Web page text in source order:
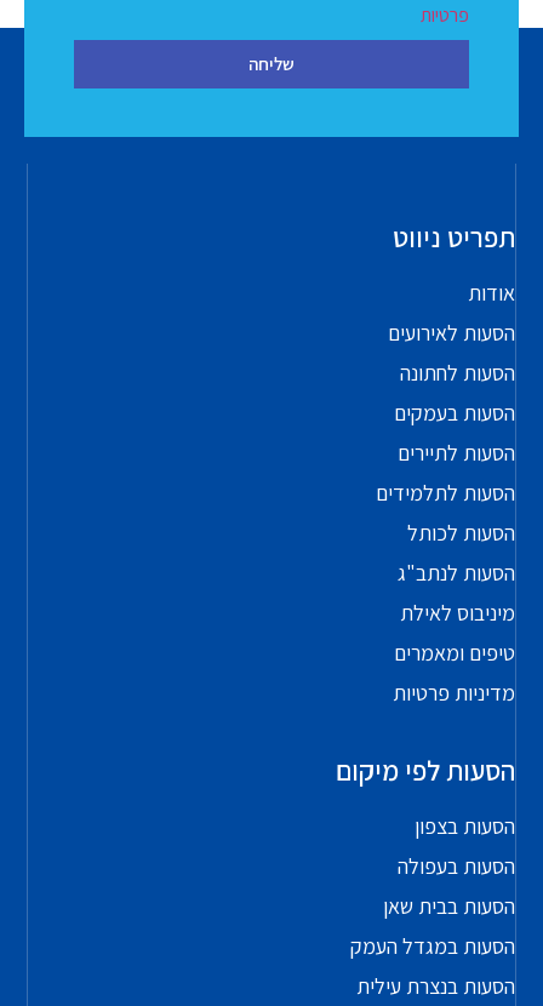
פרטיות
שליחה
תפריט ניווט
אודות
הסעות לאירועים
הסעות לחתונה
הסעות בעמקים
הסעות לתיירים
הסעות לתלמידים
הסעות לכותל
הסעות לנתב"ג
מיניבוס לאילת
טיפים ומאמרים
מדיניות פרטיות
הסעות לפי מיקום
הסעות בצפון
הסעות בעפולה
הסעות בבית שאן
הסעות במגדל העמק
הסעות בנצרת עילית